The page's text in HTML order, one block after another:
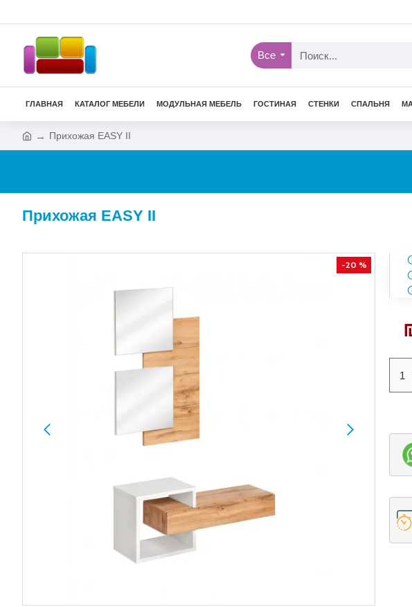
Все
ГЛАВНАЯ КАТАЛОГ МЕБЕЛИ МОДУЛЬНАЯ МЕБЕЛЬ ГОСТИНАЯ СТЕНКИ СПАЛЬНЯ
Прихожая EASY II
Прихожая EASY II
-20 %